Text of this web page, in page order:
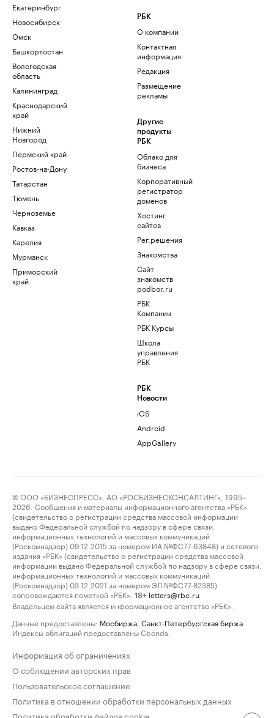
Екатеринбург
Новосибирск
Омск
Башкортостан
Вологодская
область
Калининград
Краснодарский
край
Нижний
Новгород
Пермский край
Ростов-на-Дону
Татарстан
Тюмень
Черноземье
Кавказ
Карелия
Мурманск
Приморский
край
РБК
О компании
Контактная
информация
Редакция
Размещение
рекламы
Другие
продукты
РБК
Облако для
бизнеса
Корпоративный
регистратор
доменов
Хостинг
сайтов
Рег.решения
Знакомства
Сайт
знакомств
podbor.ru
РБК
Компании
РБК Курсы
Школа
управления
РБК
РБК
Новости
iOS
Android
AppGallery
© ООО «БИЗНЕСПРЕСС», АО «РОСБИЗНЕСКОНСАЛТИНГ», 1995–
2026. Сообщения и материалы информационного агентства «РБК»
(свидетельство о регистрации средства массовой информации
выдано Федеральной службой по надзору в сфере связи,
информационных технологий и массовых коммуникаций
(Роскомнадзор) 09.12.2015 за номером ИА №ФС77-63848) и сетевого
издания «РБК» (свидетельство о регистрации средства массовой
информации выдано Федеральной службой по надзору в сфере связи,
информационных технологий и массовых коммуникаций
(Роскомнадзор) 03.12.2021 за номером ЭЛ №ФС77-82385)
сопровождаются пометкой «РБК».
18+ letters@rbc.ru
Владельцем сайта является информационное агентство «РБК».
Данные предоставлены: Мосбиржа Санкт-Петербургская биржа
Индексы облигаций предоставлены Cbonds.
Информация об ограничениях
О соблюдении авторских прав
Пользовательское соглашение
Политика в отношении обработки персональных данных
Политика обработки файлов cookie